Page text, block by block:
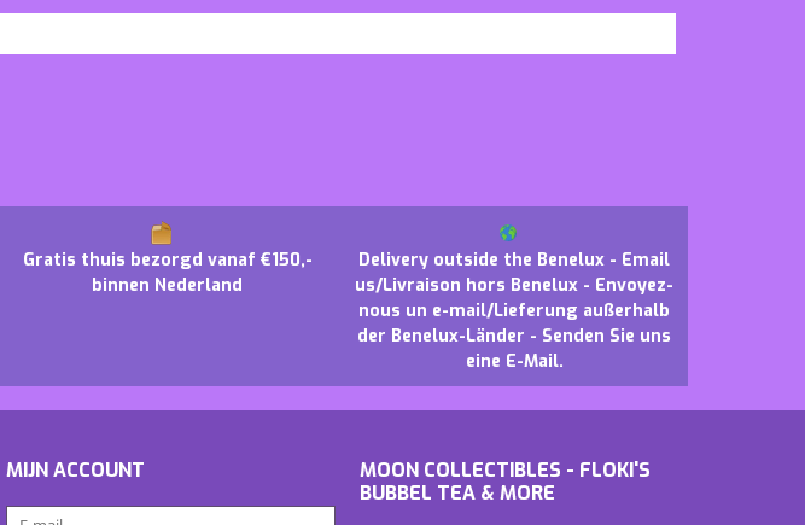
Gratis thuis bezorgd vanaf €150,-
binnen Nederland
Delivery outside the Benelux - Email
us/Livraison hors Benelux - Envoyez-
nous un e-mail/Lieferung außerhalb
der Benelux-Länder - Senden Sie uns
eine E-Mail.
MIJN ACCOUNT
MOON COLLECTIBLES - FLOKI'S
BUBBEL TEA & MORE